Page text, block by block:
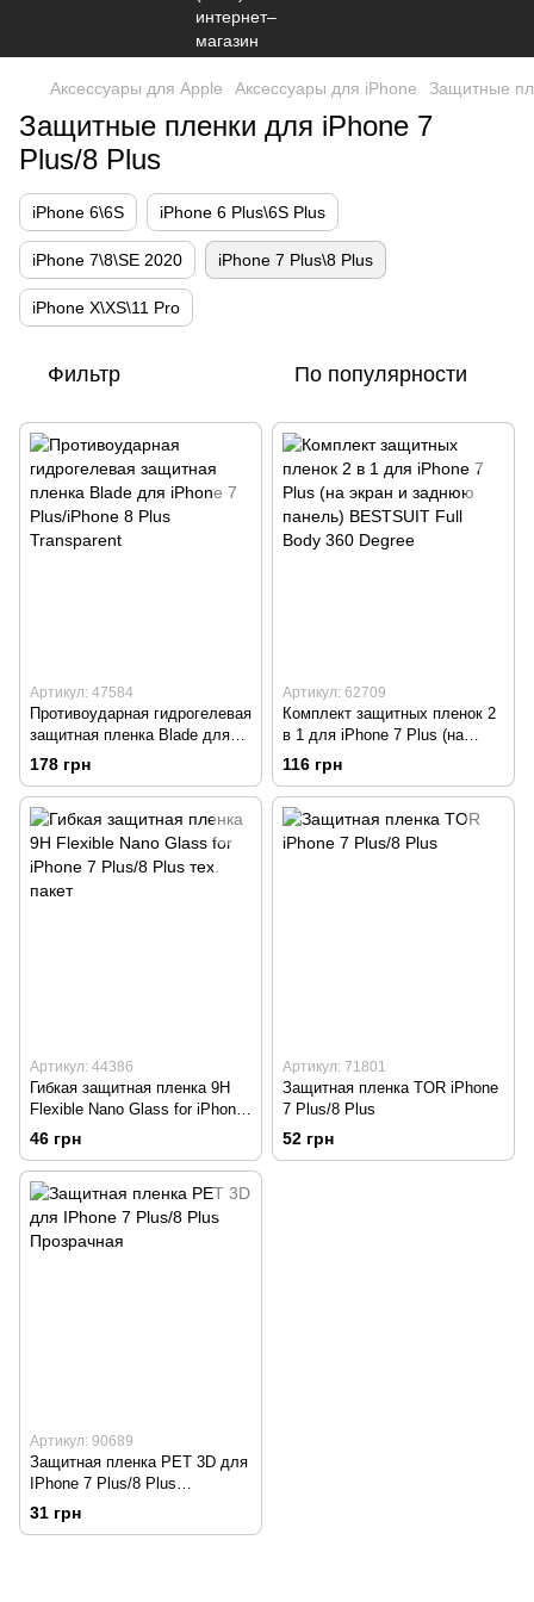
Аксессуары для Apple Аксессуары для iPhone Защитные
Защитные пленки для iPhone 7
Plus/8 Plus
iPhone 6\6S iPhone 6 Plus\6S Plus
iPhone 7\8\SE 2020 iPhone 7 Plus\8 Plus
iPhone X\XS\11 Pro
Фильтр По популярности
Артикул: 47584
Противоударная гидрогелевая
защитная пленка Blade для
iPhone 7 Plus/iPhone 8 Plus
Transparent
178 грн
Артикул: 62709
Комплект защитных пленок 2
в 1 для iPhone 7 Plus (на
экран и заднюю панель)
BESTSUIT Full Body 360
Degree
116 грн
Артикул: 44386
Гибкая защитная пленка 9H
Flexible Nano Glass for iPhone
7 Plus/8 Plus тех. пакет
46 грн
Артикул: 71801
Защитная пленка TOR iPhone
7 Plus/8 Plus
52 грн
Артикул: 90689
Защитная пленка PET 3D для
IPhone 7 Plus/8 Plus
Прозрачная
31 грн